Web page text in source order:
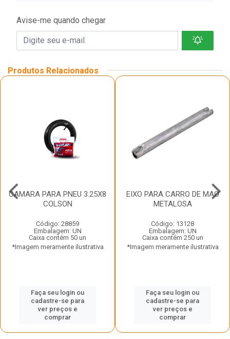
Avise-me quando chegar
Produtos Relacionados
CAMARA PARA PNEU 3.25X8
COLSON
Código: 28859
Embalagem: UN
Caixa contém 50 un
*Imagem meramente ilustrativa
Faça seu login ou
cadastre-se para
ver preços e
comprar
EIXO PARA CARRO DE MAO
METALOSA
Código: 13128
Embalagem: UN
Caixa contém 250 un
*Imagem meramente ilustrativa
Faça seu login ou
cadastre-se para
ver preços e
comprar